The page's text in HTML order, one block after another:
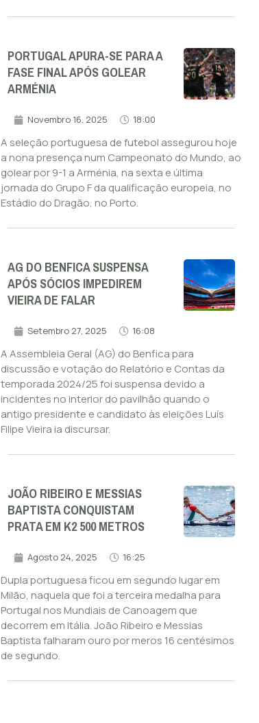
PORTUGAL APURA-SE PARA A
FASE FINAL APÓS GOLEAR
ARMÉNIA
Novembro 16, 2025 18:00
A seleção portuguesa de futebol assegurou hoje
a nona presença num Campeonato do Mundo, ao
golear por 9-1 a Arménia, na sexta e última
jornada do Grupo F da qualificação europeia, no
Estádio do Dragão, no Porto.
AG DO BENFICA SUSPENSA
APÓS SÓCIOS IMPEDIREM
VIEIRA DE FALAR
Setembro 27, 2025 16:08
A Assembleia Geral (AG) do Benfica para
discussão e votação do Relatório e Contas da
temporada 2024/25 foi suspensa devido a
incidentes no interior do pavilhão quando o
antigo presidente e candidato às eleições Luís
Filipe Vieira ia discursar.
JOÃO RIBEIRO E MESSIAS
BAPTISTA CONQUISTAM
PRATA EM K2 500 METROS
Agosto 24, 2025 16:25
Dupla portuguesa ficou em segundo lugar em
Milão, naquela que foi a terceira medalha para
Portugal nos Mundiais de Canoagem que
decorrem em Itália. João Ribeiro e Messias
Baptista falharam ouro por meros 16 centésimos
de segundo.